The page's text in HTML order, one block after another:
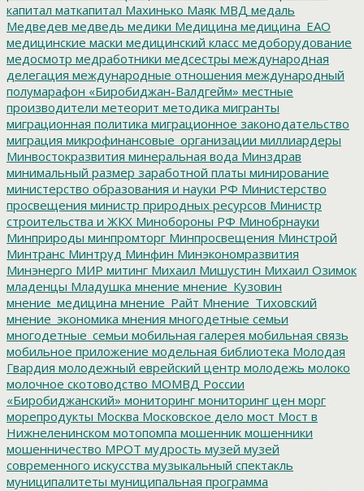
капитал маткапитал Махинько Маяк МВД медаль
Медведев медведь медики Медицина медицина_ЕАО
медицинские маски медицинский класс медоборудование
медосмотр медработники медсестры международная
делегация международные отношения международный
полумарафон «Биробиджан-Валдгейм» местные
производители метеорит методика мигранты
миграционная политика миграционное законодательство
миграция микрофинансовые_организации миллиардеры
Минвостокразвития минеральная вода Минздрав
минимальный размер заработной платы минирование
министерство образования и науки РФ Министерство
просвещения министр природных ресурсов Министр
строительства и ЖКХ Минобороны РФ Минобрнауки
Минприроды минпромторг Минпросвещения Минстрой
Минтранс Минтруд Минфин Минэкономразвития
Минэнерго МИР митинг Михаил Мишустин Михаил Озимок
младенцы Младушка мнение мнение_Кузовин
мнение_медицина мнение_Райт Мнение_Тиховский
мнение_экономика мнения многодетные семьи
многодетные_семьи мобильная галерея мобильная связь
мобильное приложение модельная библиотека Молодая
Гвардия молодежный еврейский центр молодежь молоко
молочное скотоводство МОМВД России
«Биробиджанский» мониторинг мониторинг цен морг
морепродукты Москва Московское дело мост Мост в
Нижнеленинском мотопомпа мошенник мошенники
мошенничество МРОТ мудрость музей музей
современного искусства музыкальный спектакль
муниципалитеты муниципальная программа